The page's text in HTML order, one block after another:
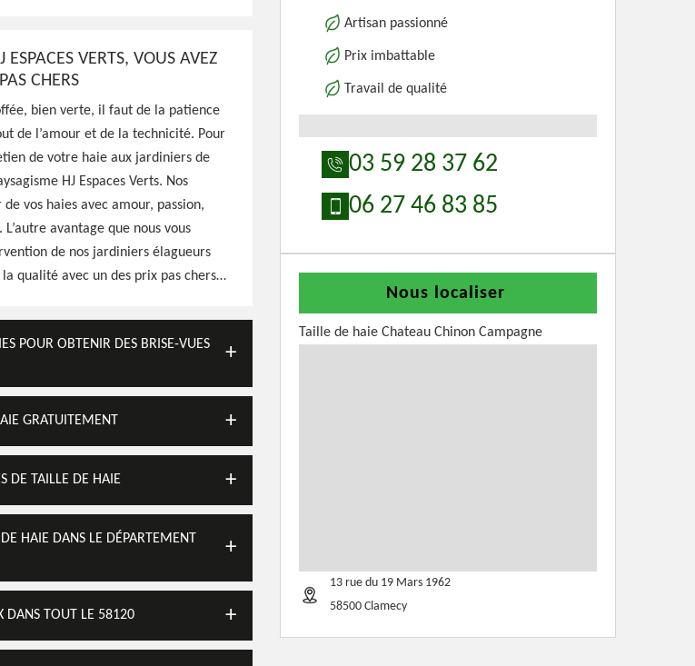
ESPACES VERTS, VOUS AVEZ
CHERS
bien verte, il faut de la patience
de l’amour et de la technicité. Pour
de votre haie aux jardiniers de
HJ Espaces Verts. Nos
vos haies avec amour, passion,
avantage que nous vous
de nos jardiniers élagueurs
qualité avec un des prix pas chers…
POUR OBTENIR DES BRISE-VUES
GRATUITEMENT
DE TAILLE DE HAIE
DE HAIE DANS LE DÉPARTEMENT
DANS TOUT LE 58120
Artisan passionné
Prix imbattable
Travail de qualité
03 59 28 37 62
06 27 46 83 85
Nous localiser
Taille de haie Chateau Chinon Campagne
13 rue du 19 Mars 1962
58500 Clamecy